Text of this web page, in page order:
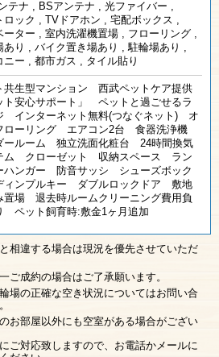
テナ , BSアンテナ , 光ファイバー ,
ロック , TVドアホン , 宅配ボックス ,
ーター , 室内洗濯機置場 , フローリング ,
あり , バイク置き場あり ,駐輪場あり ,
ニー , 都市ガス , タイル貼り
共生型マンション 西武ペットケア提供
ト安心サポート」 ペットと過ごせるラ
インターネット無料(つなぐネット) オ
ローリング エアコン2台 食器洗浄機
ールーム 独立洗面化粧台 24時間換気
ム クローゼット 収納スペース ラン
ハンガー 防音サッシ シューズボック
ンプルキー ダブルロックドア 敷地
置場 退去時ルームクリーニング費用負
ペット飼育時:敷金1ヶ月追加
相違する場合は現況を優先させていただ
ご成約の場合はご了承願います。
場の正確な空き状況についてはお問い合
お部屋以外にも空室がある場合がござい
ご対応致しますので、お電話かメールに